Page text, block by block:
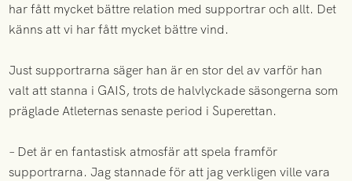
har fått mycket bättre relation med supportrar och allt. Det
känns att vi har fått mycket bättre vind.
Just supportrarna säger han är en stor del av varför han
valt att stanna i GAIS, trots de halvlyckade säsongerna som
präglade Atleternas senaste period i Superettan.
– Det är en fantastisk atmosfär att spela framför
supportrarna. Jag stannade för att jag verkligen ville vara